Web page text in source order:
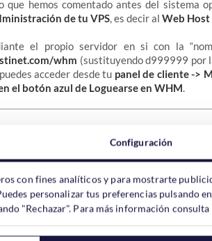
que hemos comentado antes del sistema
de tu VPS, es decir al Web
el propio servidor en si con la
whm (sustituyendo d999999 por
acceder desde tu panel de cliente ->
el botón azul de Loguearse en WHM.
-> Modificación de la cuota -> Show all
Configuración
con fines analíticos y para mostrarte
personalizar tus preferencias pulsando
"Rechazar". Para más información